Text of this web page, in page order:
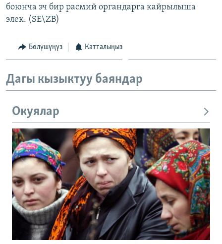
боюнча эч бир расмий органдарга кайрылыша
элек. (SE\ZB)
Бөлүшүңүз Катталыңыз
Дагы кызыктуу баяндар
Окуялар